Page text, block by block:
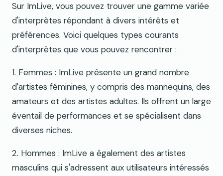
Sur ImLive, vous pouvez trouver une gamme variée
d'interprètes répondant à divers intérêts et
préférences. Voici quelques types courants
d'interprètes que vous pouvez rencontrer :
1. Femmes : ImLive présente un grand nombre
d'artistes féminines, y compris des mannequins, des
amateurs et des artistes adultes. Ils offrent un large
éventail de performances et se spécialisent dans
diverses niches.
2. Hommes : ImLive a également des artistes
masculins qui s'adressent aux utilisateurs intéressés